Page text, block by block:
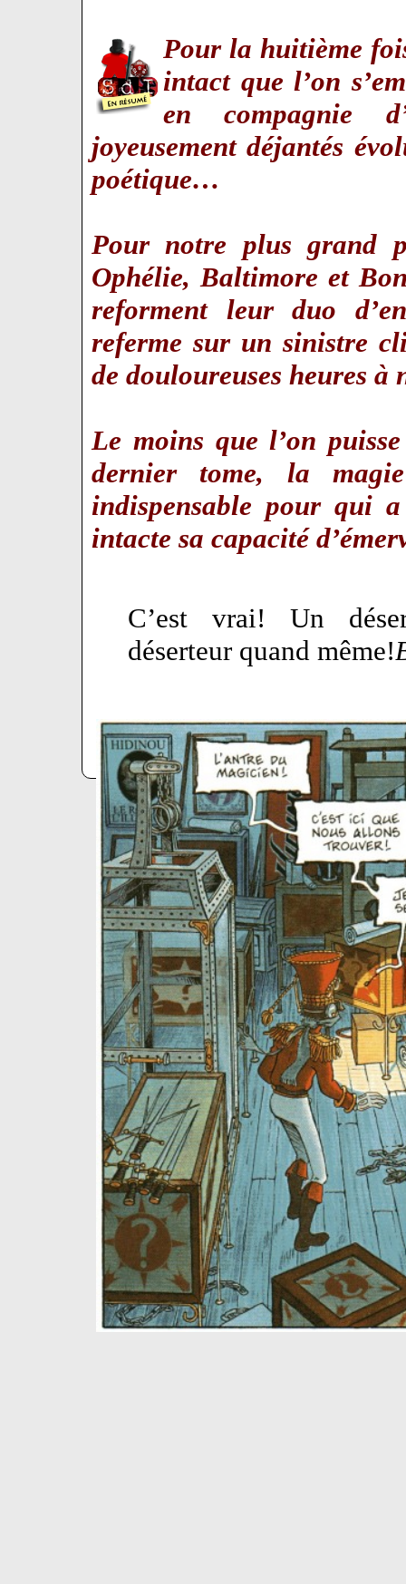
Pour la huitième
intact que l’on
en compagnie
joyeusement déjantés
poétique…
Pour notre plus grand
Ophélie, Baltimore et
reforment leur duo
referme sur un sinistre
de douloureuses heures
Le moins que l’on
dernier tome, la
indispensable pour qui
intacte sa capacité
C’est vrai! Un
déserteur quand même!